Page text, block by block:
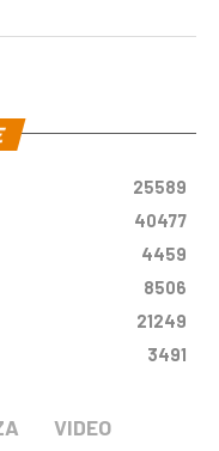
25589
40477
4459
8506
21249
3491
VIDEO